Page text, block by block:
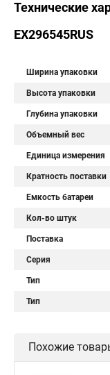
Технические
EX296545RUS
Ширина упаковки
Высота упаковки
Глубина упаковки
Объемный вес
Единица измерения
Кратность поставки
Емкость батареи
Кол-во штук
Поставка
Серия
Тип
Тип
Похожие